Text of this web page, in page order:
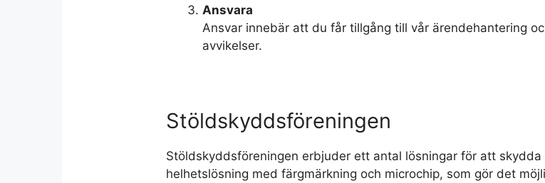
Ansvara
Ansvar innebär att du får tillgång till vår ärendehantering
avvikelser.
Stöldskyddsföreningen
Stöldskyddsföreningen erbjuder ett antal lösningar för att
helhetslösning med färgmärkning och microchip, som gör det